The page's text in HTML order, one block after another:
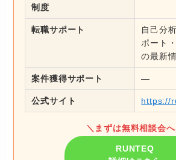
制度
転職サポート
自己分
ポート
の最新
案件獲得サポート ―
公式サイト https://
＼まずは無料相談会
RUNTEQ